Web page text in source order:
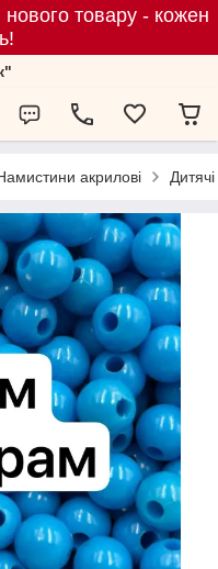
товару - кожен
акрилові